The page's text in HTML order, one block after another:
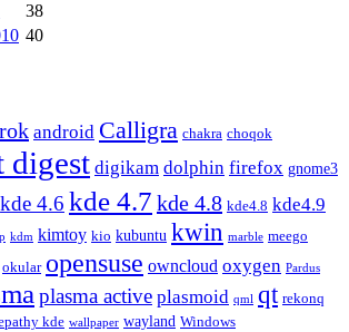
38
40
android Calligra chakra choqok
digest digikam dolphin firefox gnome3
kde 4.6 kde 4.7 kde 4.8 kde4.8 kde4.9
kdm kimtoy kio kubuntu kwin marble meego
okular opensuse owncloud oxygen Pardus
plasma active plasmoid qml qt rekonq
kde wallpaper wayland Windows